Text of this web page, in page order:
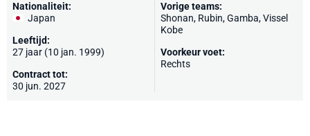
Nationaliteit:
Japan
Leeftijd:
27 jaar (10 jan. 1999)
Contract tot:
30 jun. 2027
Vorige teams:
Shonan, Rubin,Gamba,Vissel
Kobe
Voorkeur voet:
Rechts